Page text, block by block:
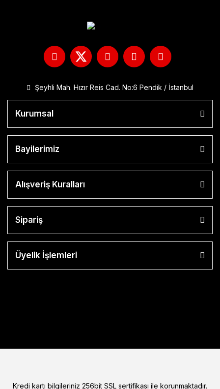
Şeyhli Mah. Hızır Reis Cad. No:6 Pendik / İstanbul
Kurumsal
Bayilerimiz
Alışveriş Kuralları
Sipariş
Üyelik İşlemleri
Kredi kartı bilgileriniz 256bit SSL sertifikası ile korunmaktadır.